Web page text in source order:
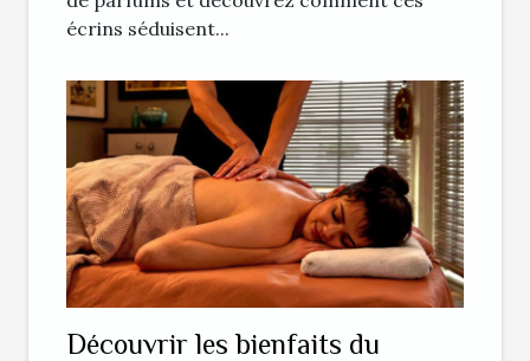
écrins séduisent...
Découvrir les bienfaits du